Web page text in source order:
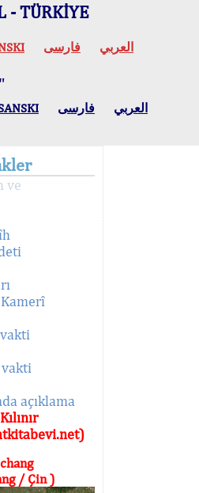
- TÜRKİYE
العربي فارسی
العربي فارسی
ve
açıklama
/ Çin )